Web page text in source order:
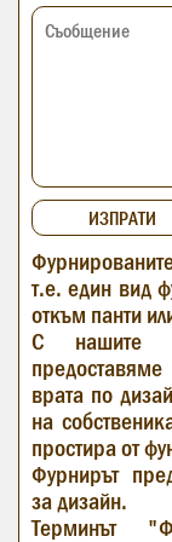
т.е. един вид
откъм панти
С нашите
врата по
на
простира от
Фурнирът
за дизайн.
Терминът